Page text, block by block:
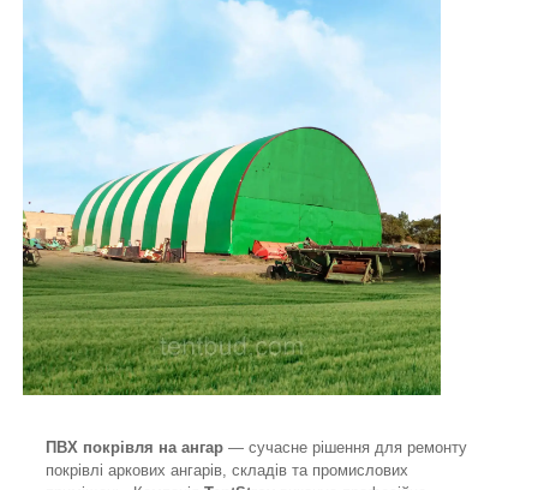
ПВХ покрівля на ангар — сучасне рішення для ремонту
покрівлі аркових ангарів, складів та промислових